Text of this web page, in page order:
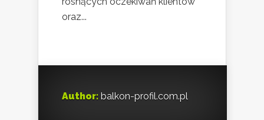
oraz...
Author: balkon-profil.com.pl